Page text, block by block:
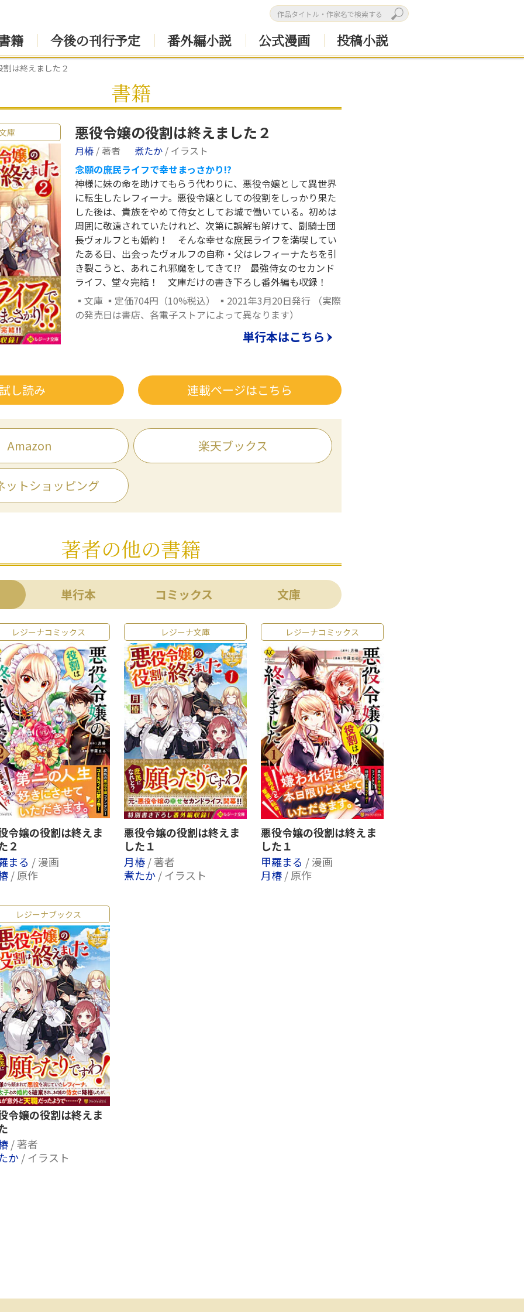
籍 今後の刊行予定 番外編小説 公式漫画 投稿小説
は終えました２
書籍
庫 悪役令嬢の役割は終えました２
月椿 / 著者 煮たか / イラスト
念願の庶民ライフで幸せまっさかり!?
神様に妹の命を助けてもらう代わりに、悪役令嬢として異世界
に転生したレフィーナ。悪役令嬢としての役割をしっかり果た
した後は、貴族をやめて侍女としてお城で働いている。初めは
周囲に敬遠されていたけれど、次第に誤解も解けて、副騎士団
長ヴォルフとも婚約！ そんな幸せな庶民ライフを満喫してい
たある日、出会ったヴォルフの自称・父はレフィーナたちを引
き裂こうと、あれこれ邪魔をしてきて!? 最強侍女のセカンド
ライフ、堂々完結！ 文庫だけの書き下ろし番外編も収録！
▪文庫 ▪定価704円（10%税込） ▪2021年3月20日発行 （実際
の発売日は書店、各電子ストアによって異なります）
単行本はこちら
し読み 連載ページはこちら
Amazon 楽天ブックス
ットショッピング
著者の他の書籍
単行本 コミックス 文庫
レジーナコミックス
令嬢の役割は終えま
２
まる / 漫画
/ 原作
レジーナ文庫
悪役令嬢の役割は終えま
した１
月椿/ 著者
煮たか/ イラスト
レジーナコミックス
悪役令嬢の役割は終えま
した１
甲羅まる / 漫画
月椿/ 原作
レジーナブックス
令嬢の役割は終えま
/ 著者
か/ イラスト